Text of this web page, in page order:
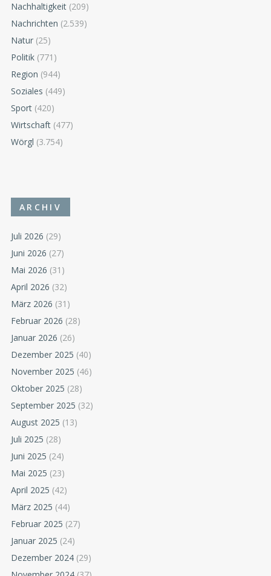
Nachhaltigkeit (209)
Nachrichten (2.539)
Natur (25)
Politik (771)
Region (944)
Soziales (449)
Sport (420)
Wirtschaft (477)
Wörgl (3.754)
ARCHIV
Juli 2026 (29)
Juni 2026 (27)
Mai 2026 (31)
April 2026 (32)
März 2026 (31)
Februar 2026 (28)
Januar 2026 (26)
Dezember 2025 (40)
November 2025 (46)
Oktober 2025 (28)
September 2025 (32)
August 2025 (13)
Juli 2025 (28)
Juni 2025 (24)
Mai 2025 (23)
April 2025 (42)
März 2025 (44)
Februar 2025 (27)
Januar 2025 (24)
Dezember 2024 (29)